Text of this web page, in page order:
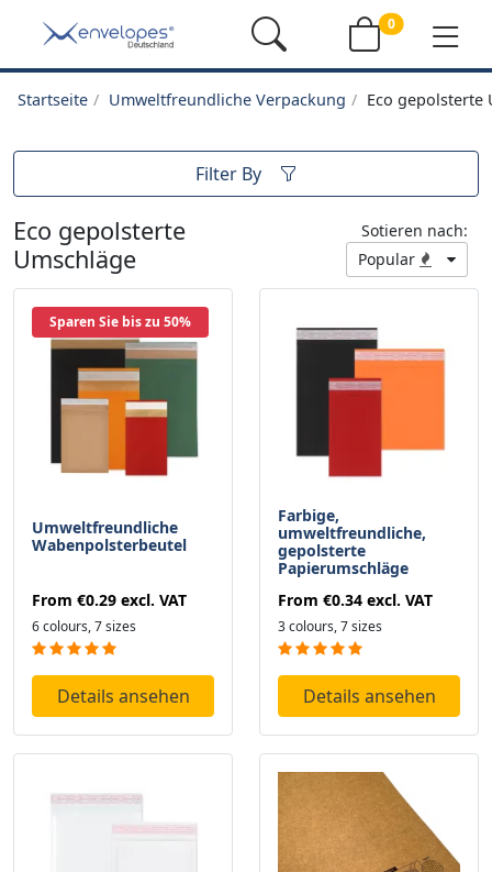
0
Startseite Umweltfreundliche Verpackung Eco gepolsterte
Filter By
Eco gepolsterte
Umschläge
Sotieren nach:
Popular
Sparen Sie bis zu 50%
Umweltfreundliche
Wabenpolsterbeutel
From €0.29 excl. VAT
6 colours, 7 sizes
Details ansehen
Farbige,
umweltfreundliche,
gepolsterte
Papierumschläge
From €0.34 excl. VAT
3 colours, 7 sizes
Details ansehen